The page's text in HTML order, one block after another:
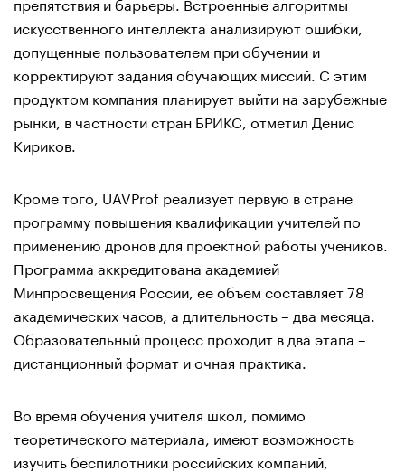
искусственного интеллекта анализируют ошибки,
допущенные пользователем при обучении и
корректируют задания обучающих миссий. С этим
продуктом компания планирует выйти на зарубежные
рынки, в частности стран БРИКС, отметил Денис
Кириков.
Кроме того, UAVProf реализует первую в стране
программу повышения квалификации учителей по
применению дронов для проектной работы учеников.
Программа аккредитована академией
Минпросвещения России, ее объем составляет 78
академических часов, а длительность – два месяца.
Образовательный процесс проходит в два этапа –
дистанционный формат и очная практика.
Во время обучения учителя школ, помимо
теоретического материала, имеют возможность
изучить беспилотники российских компаний,